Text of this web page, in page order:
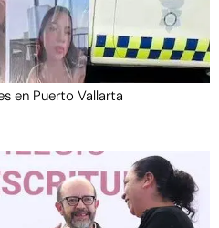
en Puerto Vallarta